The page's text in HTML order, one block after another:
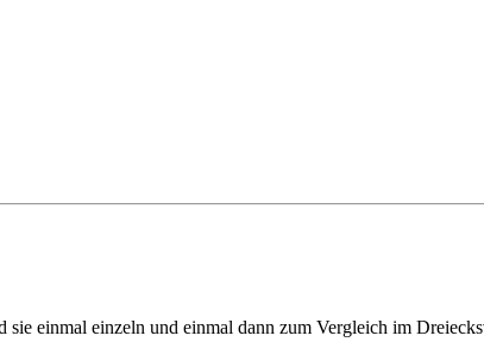
sie einmal einzeln und einmal dann zum Vergleich im